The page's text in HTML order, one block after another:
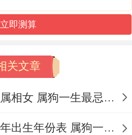
照拂，属狗朋友2025年
祥安阁九艳和合手链，单
吸引良缘正桃花;有伴侣
着能抵御不利因素同不
促进关系和谐美满、为
立即测算
关文章
属狗男人最佳妻子属相女 属狗一生最忌3个人是哪些属相
十二生肖属狗的哪年出生年份表 属狗一生需要经历哪三大劫难